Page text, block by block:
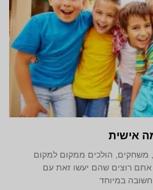
אישית
משחקים, הולכים ממקום למקום
– אתם רוצים שהם יעשו זאת עם
במיוחד